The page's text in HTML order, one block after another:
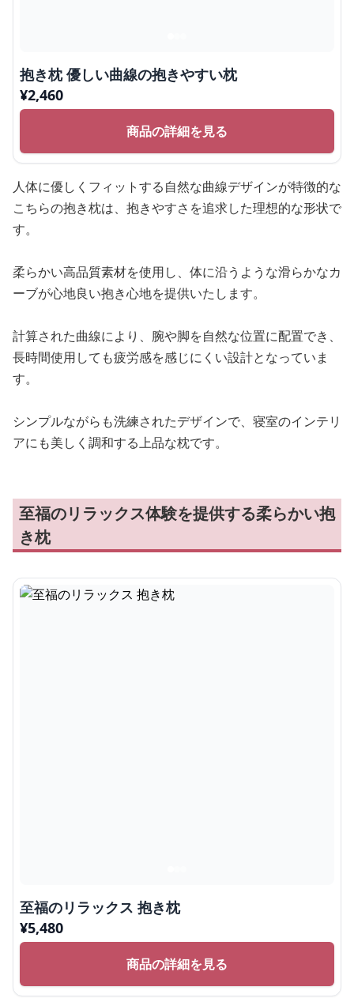
抱き枕 優しい曲線の抱きやすい枕
¥2,460
商品の詳細を見る
人体に優しくフィットする自然な曲線デザインが特徴的な
こちらの抱き枕は、抱きやすさを追求した理想的な形状で
す。
柔らかい高品質素材を使用し、体に沿うような滑らかなカ
ーブが心地良い抱き心地を提供いたします。
計算された曲線により、腕や脚を自然な位置に配置でき、
長時間使用しても疲労感を感じにくい設計となっていま
す。
シンプルながらも洗練されたデザインで、寝室のインテリ
アにも美しく調和する上品な枕です。
至福のリラックス体験を提供する柔らかい抱
き枕
至福のリラックス 抱き枕
¥5,480
商品の詳細を見る